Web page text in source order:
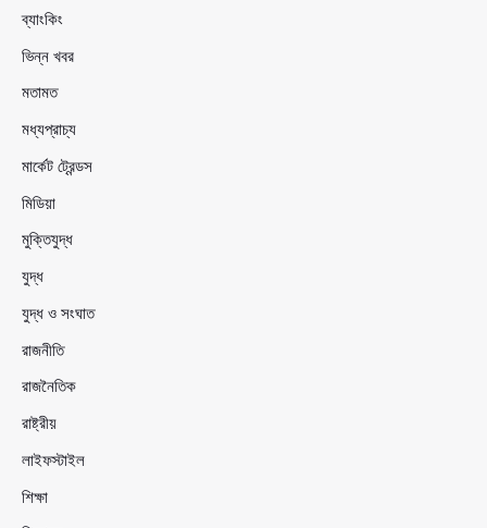
ব্যাংকিং
ভিন্ন খবর
মতামত
মধ্যপ্রাচ্য
মার্কেট ট্রেন্ডস
মিডিয়া
মুক্তিযুদ্ধ
যুদ্ধ
যুদ্ধ ও সংঘাত
রাজনীতি
রাজনৈতিক
রাষ্ট্রীয়
লাইফস্টাইল
শিক্ষা